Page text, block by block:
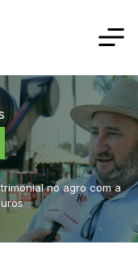
no agro com a